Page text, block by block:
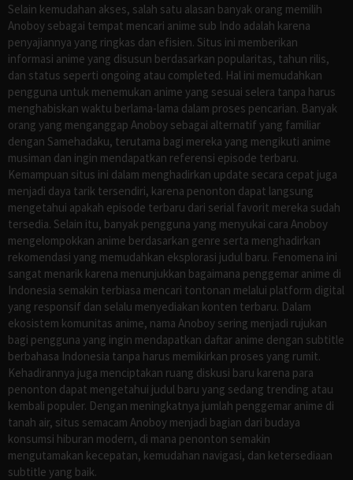
Selain kemudahan akses, salah satu alasan banyak orang memilih
Anoboy sebagai tempat mencari anime sub Indo adalah karena
penyajiannya yang ringkas dan efisien. Situs ini memberikan
informasi anime yang disusun berdasarkan popularitas, tahun rilis,
dan status seperti ongoing atau completed. Hal ini memudahkan
pengguna untuk menemukan anime yang sesuai selera tanpa harus
menghabiskan waktu berlama-lama dalam proses pencarian. Banyak
orang yang menganggap Anoboy sebagai alternatif yang familiar
dengan Samehadaku, terutama bagi mereka yang mengikuti anime
musiman dan ingin mendapatkan referensi episode terbaru.
Kemampuan situs ini dalam menghadirkan update secara cepat juga
menjadi daya tarik tersendiri, karena penonton dapat langsung
mengetahui apakah episode terbaru dari serial favorit mereka sudah
tersedia. Selain itu, banyak pengguna yang menyukai cara Anoboy
mengelompokkan anime berdasarkan genre serta menghadirkan
rekomendasi yang memudahkan eksplorasi judul baru. Fenomena ini
sangat menarik karena menunjukkan bagaimana penggemar anime di
Indonesia semakin terbiasa mencari tontonan melalui platform digital
yang responsif dan selalu menyediakan konten terbaru. Dalam
ekosistem komunitas anime, nama Anoboy sering menjadi rujukan
bagi pengguna yang ingin mendapatkan daftar anime dengan subtitle
berbahasa Indonesia tanpa harus memikirkan proses yang rumit.
Kehadirannya juga menciptakan ruang diskusi baru karena para
penonton dapat mengetahui judul baru yang sedang trending atau
kembali populer. Dengan meningkatnya jumlah penggemar anime di
tanah air, situs semacam Anoboy menjadi bagian dari budaya
konsumsi hiburan modern, di mana penonton semakin
mengutamakan kecepatan, kemudahan navigasi, dan ketersediaan
subtitle yang baik.